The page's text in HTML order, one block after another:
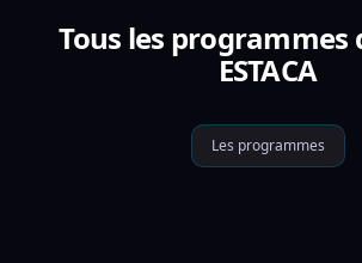
Tous les programmes
ESTACA
Les programmes